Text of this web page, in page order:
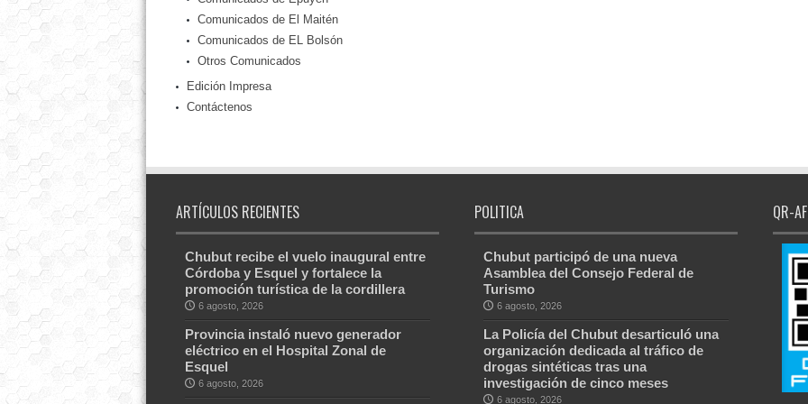
Comunicados de El Maitén
Comunicados de EL Bolsón
Otros Comunicados
Edición Impresa
Contáctenos
ARTÍCULOS RECIENTES
Chubut recibe el vuelo inaugural entre
Córdoba y Esquel y fortalece la
promoción turística de la cordillera
6 agosto, 2026
Provincia instaló nuevo generador
eléctrico en el Hospital Zonal de
Esquel
6 agosto, 2026
POLITICA
Chubut participó de una nueva
Asamblea del Consejo Federal de
Turismo
6 agosto, 2026
La Policía del Chubut desarticuló una
organización dedicada al tráfico de
drogas sintéticas tras una
investigación de cinco meses
6 agosto, 2026
QR-